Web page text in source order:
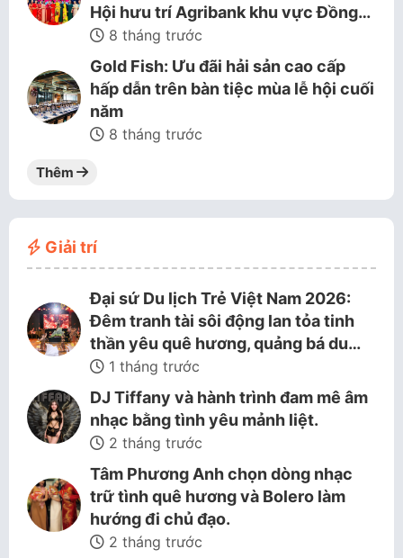
Hội hưu trí Agribank khu vực Đồng…
8 tháng trước
Gold Fish: Ưu đãi hải sản cao cấp
hấp dẫn trên bàn tiệc mùa lễ hội cuối
năm
8 tháng trước
Thêm
Giải trí
Đại sứ Du lịch Trẻ Việt Nam 2026:
Đêm tranh tài sôi động lan tỏa tinh
thần yêu quê hương, quảng bá du…
1 tháng trước
DJ Tiffany và hành trình đam mê âm
nhạc bằng tình yêu mảnh liệt.
2 tháng trước
Tâm Phương Anh chọn dòng nhạc
trữ tình quê hương và Bolero làm
hướng đi chủ đạo.
2 tháng trước